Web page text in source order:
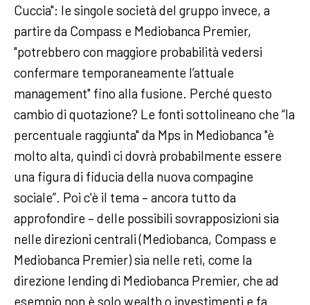
Cuccia": le singole società del gruppo invece, a
partire da Compass e Mediobanca Premier,
"potrebbero con maggiore probabilità vedersi
confermare temporaneamente l’attuale
management" fino alla fusione. Perché questo
cambio di quotazione? Le fonti sottolineano che “la
percentuale raggiunta" da Mps in Mediobanca "è
molto alta, quindi ci dovrà probabilmente essere
una figura di fiducia della nuova compagine
sociale”. Poi c'è il tema – ancora tutto da
approfondire – delle possibili sovrapposizioni sia
nelle direzioni centrali (Mediobanca, Compass e
Mediobanca Premier) sia nelle reti, come la
direzione lending di Mediobanca Premier, che ad
esempio non è solo wealth o investimenti e fa